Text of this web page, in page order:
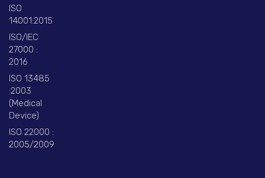
ISO
14001:2015
ISO/IEC
27000 :
2016
ISO 13485
:2003
(Medical
Device)
ISO 22000 :
2005/2009